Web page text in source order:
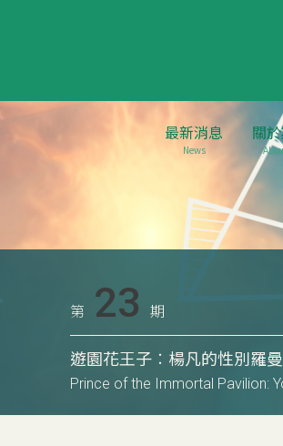
最新消息
News
關
第 23 期
遊園花王子︰楊凡的性別羅
Prince of the Immortal Pavilion: